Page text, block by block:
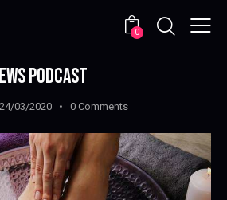
0
PODCAST
24/03/2020 0 Comments